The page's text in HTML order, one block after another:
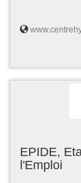
EPIDE,
l'Emploi